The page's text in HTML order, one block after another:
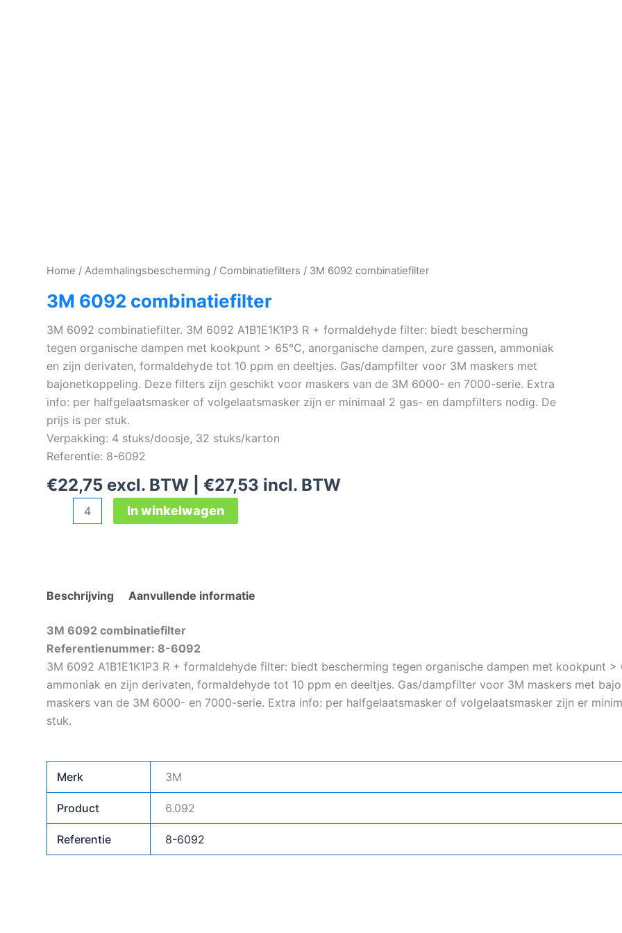
Home / Ademhalingsbescherming / Combinatiefilters / 3M 6092 combinatiefilter
3M 6092 combinatiefilter
3M 6092 combinatiefilter. 3M 6092 A1B1E1K1P3 R + formaldehyde filter: biedt bescherming
tegen organische dampen met kookpunt > 65°C, anorganische dampen, zure gassen, ammoniak
en zijn derivaten, formaldehyde tot 10 ppm en deeltjes. Gas/dampfilter voor 3M maskers met
bajonetkoppeling. Deze filters zijn geschikt voor maskers van de 3M 6000- en 7000-serie. Extra
info: per halfgelaatsmasker of volgelaatsmasker zijn er minimaal 2 gas- en dampfilters nodig. De
prijs is per stuk.
Verpakking: 4 stuks/doosje, 32 stuks/karton
Referentie: 8-6092
€22,75 excl. BTW | €27,53 incl. BTW
6092
In winkelwagen
Beschrijving Aanvullende informatie
3M 6092 combinatiefilter
Referentienummer: 8-6092
3M 6092 A1B1E1K1P3 R + formaldehyde filter: biedt bescherming tegen organische dampen met kookpunt
ammoniak en zijn derivaten, formaldehyde tot 10 ppm en deeltjes. Gas/dampfilter voor 3M maskers met
maskers van de 3M 6000- en 7000-serie. Extra info: per halfgelaatsmasker of volgelaatsmasker zijn er
stuk.
Merk 3M
Product 6.092
Referentie 8-6092